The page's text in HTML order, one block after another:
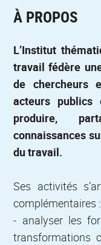
À PROPOS
L’Institut
travail fédère
de chercheurs
acteurs publics
produire,
connaissances
du travail.
Ses activités
complémentaires :
- analyser les
transformations